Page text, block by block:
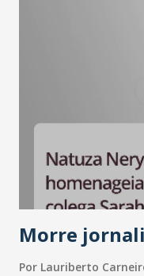
LinkedIn, VISA,
A nova edição chega
e consistência
liderança e estratégia.
mundo fala muito e
sempre existiu para
consistência, e nesta
Vamos reforçar que
marcas, pessoas e
Morre
Por Lauriberto